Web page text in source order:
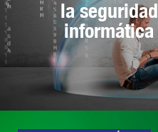
la seguridad
informática